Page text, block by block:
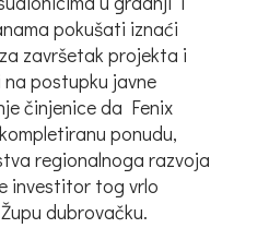
pokušati iznaći
završetak projekta i
postupku javne
činjenice da Fenix
ponudu,
regionalnoga razvoja
investitor tog vrlo
dubrovačku.